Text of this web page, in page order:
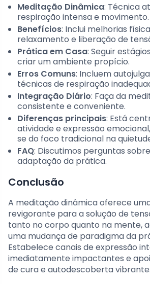
Meditação Dinâmica: Técnica
respiração intensa e movimento.
Benefícios: Inclui melhorias
relaxamento e liberação de
Prática em Casa: Seguir
criar um ambiente propício.
Erros Comuns: Incluem
técnicas de respiração
Integração Diário: Faça da
consistente e conveniente.
Diferenças principais: Está
atividade e expressão
se do foco tradicional na
FAQ: Discutimos perguntas
adaptação da prática.
Conclusão
A meditação dinâmica oferece
revigorante para a solução de
tanto no corpo quanto na mente,
uma mudança de paradigma da
Estabelece canais de expressão
imediatamente impactantes e
de cura e autodescoberta vibrante.